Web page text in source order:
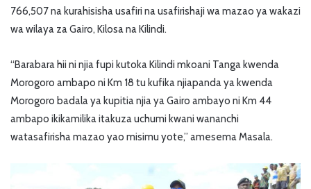
766,507 na kurahisisha usafiri na usafirishaji wa mazao ya wakazi
wa wilaya za Gairo, Kilosa na Kilindi.
“Barabara hii ni njia fupi kutoka Kilindi mkoani Tanga kwenda
Morogoro ambapo ni Km 18 tu kufika njiapanda ya kwenda
Morogoro badala ya kupitia njia ya Gairo ambayo ni Km 44
ambapo ikikamilika itakuza uchumi kwani wananchi
watasafirisha mazao yao misimu yote,” amesema Masala.